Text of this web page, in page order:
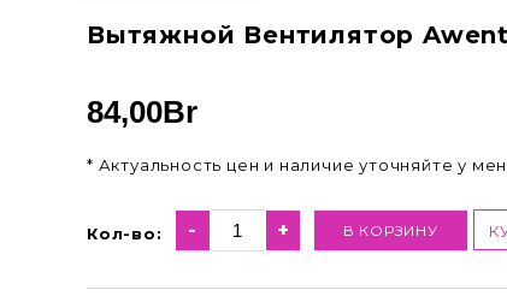
Вытяжной Вентилятор
84,00Br
* Актуальность цен и наличие уточняйте у
Кол-во: - + В КОРЗИНУ